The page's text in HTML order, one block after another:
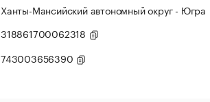
Ханты-Мансийский автономный округ - Югра
318861700062318
743003656390